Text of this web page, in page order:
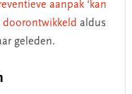
aanpak ‘kan
doorontwikkeld aldus
geleden.